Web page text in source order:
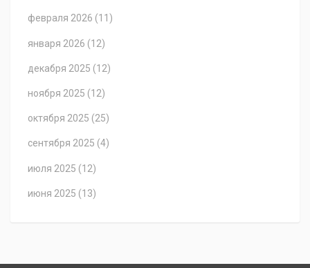
февраля 2026 (11)
января 2026 (12)
декабря 2025 (12)
ноября 2025 (12)
октября 2025 (25)
сентября 2025 (4)
июля 2025 (12)
июня 2025 (13)